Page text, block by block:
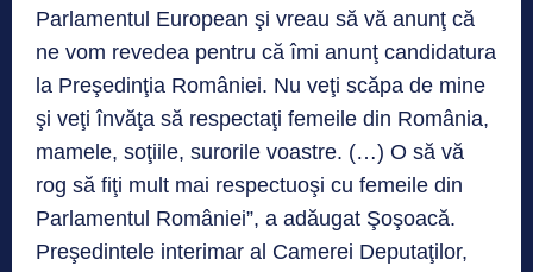
Parlamentul European şi vreau să vă anunţ că
ne vom revedea pentru că îmi anunţ candidatura
la Preşedinţia României. Nu veţi scăpa de mine
şi veţi învăţa să respectaţi femeile din România,
mamele, soţiile, surorile voastre. (…) O să vă
rog să fiţi mult mai respectuoşi cu femeile din
Parlamentul României”, a adăugat Şoşoacă.
Preşedintele interimar al Camerei Deputaţilor,